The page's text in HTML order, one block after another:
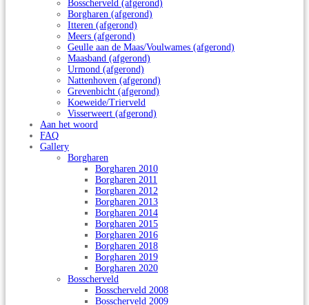
Bosscherveld (afgerond)
Borgharen (afgerond)
Itteren (afgerond)
Meers (afgerond)
Geulle aan de Maas/Voulwames (afgerond)
Maasband (afgerond)
Urmond (afgerond)
Nattenhoven (afgerond)
Grevenbicht (afgerond)
Koeweide/Trierveld
Visserweert (afgerond)
Aan het woord
FAQ
Gallery
Borgharen
Borgharen 2010
Borgharen 2011
Borgharen 2012
Borgharen 2013
Borgharen 2014
Borgharen 2015
Borgharen 2016
Borgharen 2018
Borgharen 2019
Borgharen 2020
Bosscherveld
Bosscherveld 2008
Bosscherveld 2009